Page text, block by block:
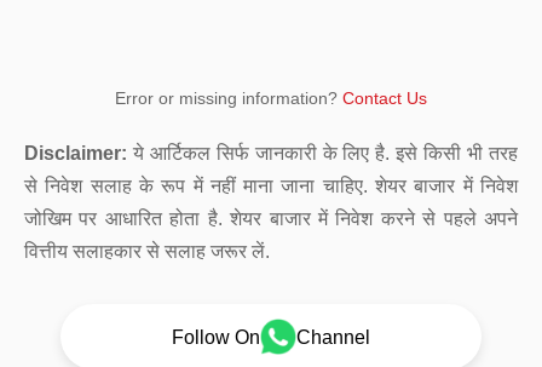
Error or missing information? Contact Us
Disclaimer: ये आर्टिकल सिर्फ जानकारी के लिए है. इसे किसी भी तरह
से निवेश सलाह के रूप में नहीं माना जाना चाहिए. शेयर बाजार में निवेश
जोखिम पर आधारित होता है. शेयर बाजार में निवेश करने से पहले अपने
वित्तीय सलाहकार से सलाह जरूर लें.
Follow On Channel